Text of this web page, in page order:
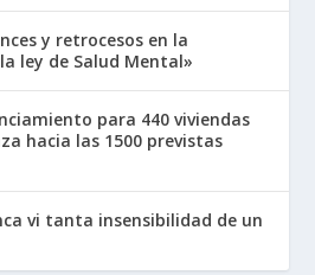
y retrocesos en la
ley de Salud Mental»
para 440 viviendas
hacia las 1500 previstas
vi tanta insensibilidad de un